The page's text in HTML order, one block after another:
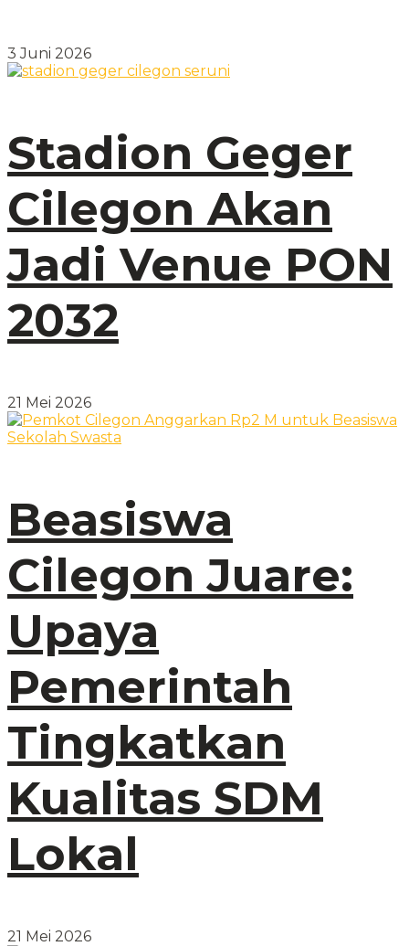
3 Juni 2026
Stadion Geger
Cilegon Akan
Jadi Venue PON
2032
21 Mei 2026
Beasiswa
Cilegon Juare:
Upaya
Pemerintah
Tingkatkan
Kualitas SDM
Lokal
21 Mei 2026